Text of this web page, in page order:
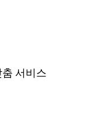
서비스